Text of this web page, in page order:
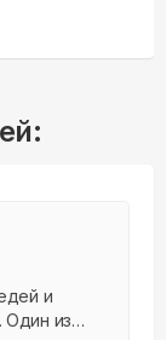
и
Один из